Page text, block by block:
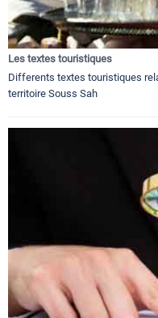
Les textes touristiques
Differents textes touristiques
territoire Souss Sah